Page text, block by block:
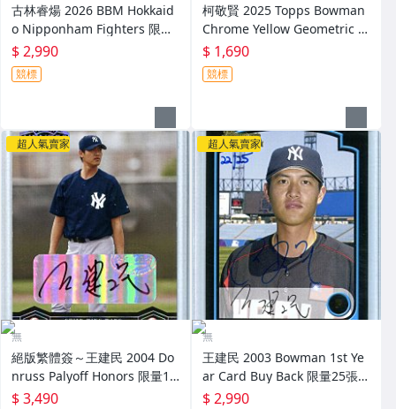
古林睿煬 2026 BBM Hokkaid
o Nipponham Fighters 限量
30張新人實戰多色 Patch主場
球衣卡 RC～
$ 2,990
競標
柯敬賢 2025 Topps Bowman
Chrome Yellow Geometric R
efractor 限量75張黃亮新人卡
RC～
$ 1,690
競標
超人氣賣家
無
絕版繁體簽～王建民 2004 Do
nruss Palyoff Honors 限量10
0張簽名卡～
$ 3,490
超人氣賣家
無
王建民 2003 Bowman 1st Ye
ar Card Buy Back 限量25張回
購簽名卡 卡面簽～
$ 2,990